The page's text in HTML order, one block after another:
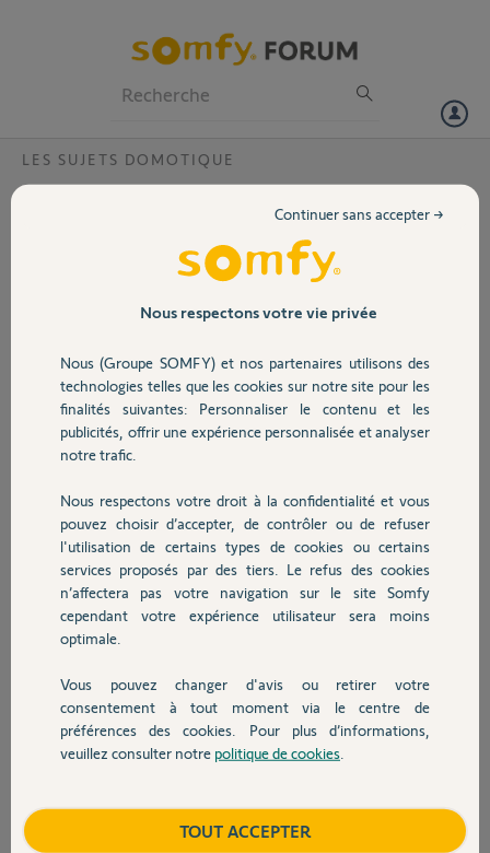
Volet
Sécurité
Domotique
Chauffage
Autres produits
Devis avec un pro
Contact
LES SUJETS DOMOTIQUE
Suppression équipement (volets)Tahoma
Je n'arrive pas à supprimer d'anciens volets roulants dans mon
Pin : 2024-67-94-3452.
J'ai renommé les équipement "à supprimer"
Merci d'avance et bonne journée,
Jérôme
il y a plus de 2 ans
Réponses
Pour les supprimer, il est nécessaire de les retirer de vos différentes
Bonne journée,
Nous respectons votre vie privée
Nous (Groupe SOMFY) et nos partenaires utilisons des
technologies telles que les cookies sur notre site pour les
finalités suivantes: Personnaliser le contenu et les
publicités, offrir une expérience personnalisée et analyser
notre trafic.
Nous respectons votre droit à la confidentialité et vous
pouvez choisir d’accepter, de contrôler ou de refuser
l'utilisation de certains types de cookies ou certains
services proposés par des tiers. Le refus des cookies
n’affectera pas votre navigation sur le site Somfy
cependant votre expérience utilisateur sera moins
optimale.
Vous pouvez changer d'avis ou retirer votre
consentement à tout moment via le centre de
préférences des cookies. Pour plus d’informations,
veuillez consulter notre politique de cookies
Continuer sans accepter →
TOUT ACCEPTER